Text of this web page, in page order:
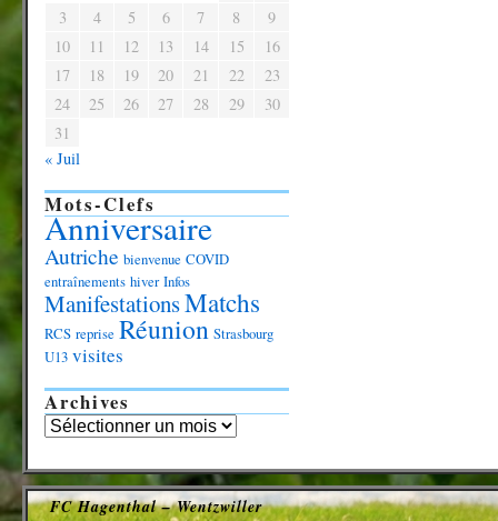
3
4 5 6 7 8
9
10
11 12 13 14 15
16
17
18 19 20 21 22
23
24
25 26 27 28 29
30
31
« Juil
Mots-Clefs
Anniversaire
Autriche bienvenue COVID
entraînements hiver Infos
ManifestationsMatchs
RCS reprise Réunion Strasbourg
U13 visites
Archives
FC Hagenthal – Wentzwiller